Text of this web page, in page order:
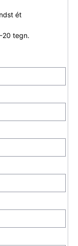
ét
20 tegn.